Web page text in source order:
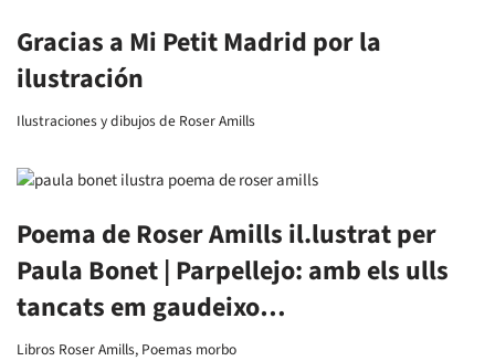
Gracias a Mi Petit Madrid por la
ilustración
Ilustraciones y dibujos de Roser Amills
Poema de Roser Amills il.lustrat per
Paula Bonet | Parpellejo: amb els ulls
tancats em gaudeixo…
Libros Roser Amills, Poemas morbo